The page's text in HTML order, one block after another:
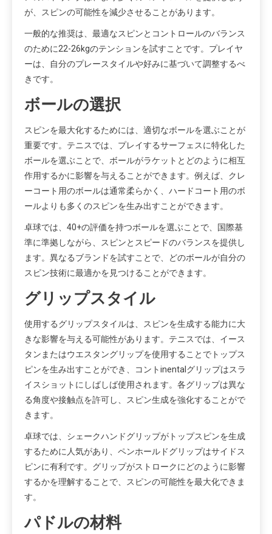
が、スピンの可能性を減少させることがあります。
一般的な推奨は、最適なスピンとコントロールのバランス
のために22-26kgのテンションを試すことです。プレイヤ
ーは、自分のプレースタイルや好みに基づいて調整するべ
きです。
ボールの選択
スピンを最大化するためには、適切なボールを選ぶことが
重要です。テニスでは、プレイするサーフェスに特化した
ボールを選ぶことで、ボールがラケットとどのように相互
作用するかに影響を与えることができます。例えば、クレ
ーコート用のボールは通常柔らかく、ハードコート用のボ
ールよりも多くのスピンを生み出すことができます。
卓球では、40+の評価を持つボールを選ぶことで、国際基
準に準拠しながら、スピンとスピードのバランスを提供し
ます。異なるブランドを試すことで、どのボールが自分の
スピン技術に最適かを見つけることができます。
グリップスタイル
使用するグリップスタイルは、スピンを生成する能力に大
きな影響を与える可能性があります。テニスでは、イース
タンまたはウエスタングリップを使用することでトップス
ピンを生み出すことができ、コントinentalグリップはスラ
イスショットにしばしば使用されます。各グリップは異な
る角度や接触点を許可し、スピン生成を強化することがで
きます。
卓球では、シェークハンドグリップがトップスピンを生成
するために人気があり、ペンホールドグリップはサイドス
ピンに有利です。グリップがストロークにどのように影響
するかを理解することで、スピンの可能性を最大化できま
す。
パドルの材料